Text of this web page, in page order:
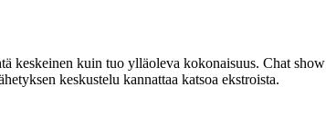
keskeinen kuin tuo ylläoleva kokonaisuus. Chat
keskustelu kannattaa katsoa ekstroista.